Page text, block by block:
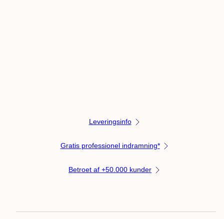
Leveringsinfo
Gratis professionel indramning*
Betroet af +50.000 kunder